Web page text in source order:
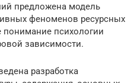
предложена модель
феноменов ресурсных
понимание психологии
зависимости.
разработка